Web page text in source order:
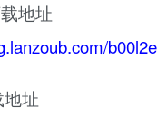
地址
址